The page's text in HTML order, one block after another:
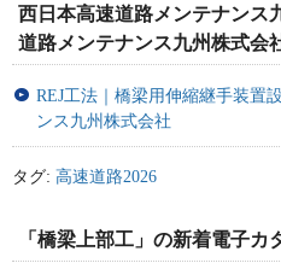
西日本高速道路メンテナンス
道路メンテナンス九州株式会
REJ工法｜橋梁用伸縮継手装置
ンス九州株式会社
タグ: 高速道路2026
「橋梁上部工」の新着電子カ